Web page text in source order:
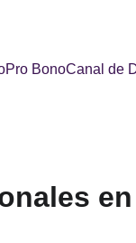
Pro BonoCanal de